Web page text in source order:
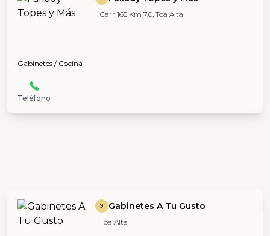
Carr 165 Km 7.0, Toa Alta
Gabinetes / Cocina
Teléfono
9 Gabinetes A Tu Gusto
Toa Alta